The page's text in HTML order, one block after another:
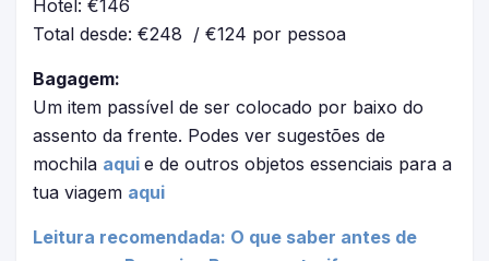
Hotel: €146
Total desde: €248 / €124 por pessoa
Bagagem:
Um item passível de ser colocado por baixo do
assento da frente. Podes ver sugestões de
mochila aqui e de outros objetos essenciais para a
tua viagem aqui
Leitura recomendada: O que saber antes de